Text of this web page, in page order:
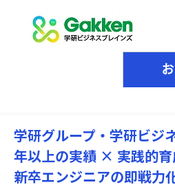
学研グループ・学研ビジ
年以上の実績 × 実践的育
新卒エンジニアの即戦力